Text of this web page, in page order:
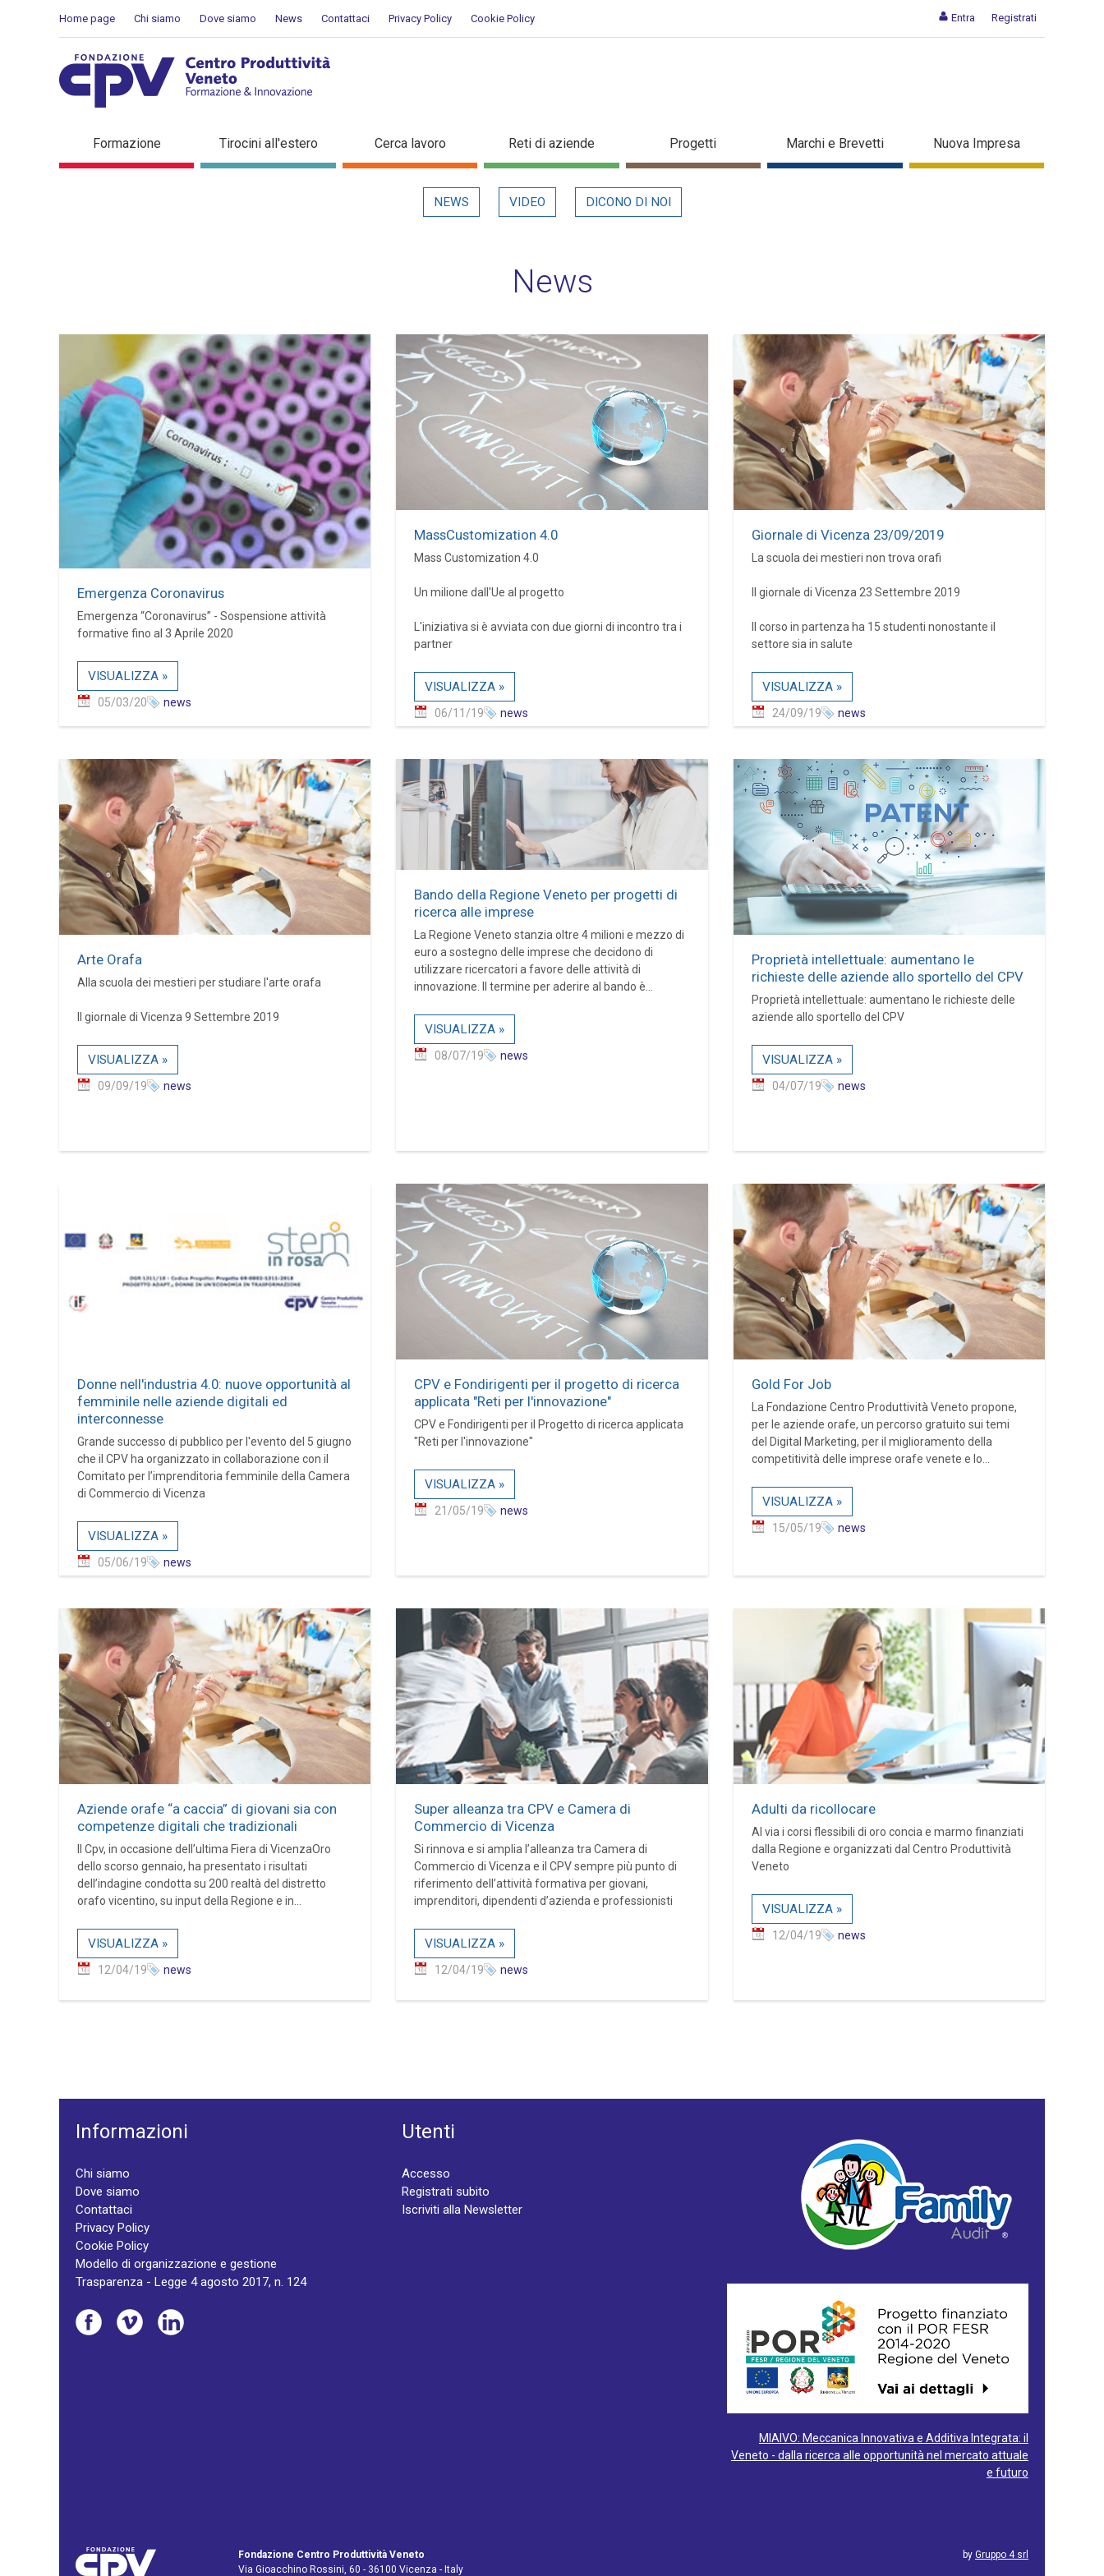
Entra Registrati
Home page Chi siamo Dove siamo News Contattaci Privacy Policy Cookie Policy
Dettaglio in evidenza
Formazione Tirocini all'estero Cerca lavoro Reti di aziende Progetti Marchi e Brevetti Nuova Impresa
NEWS VIDEO DICONO DI NOI
News
Emergenza Coronavirus
Emergenza “Coronavirus” - Sospensione attività
formative fino al 3 Aprile 2020
VISUALIZZA »
05/03/20 news
MassCustomization 4.0
Mass Customization 4.0
Un milione dall'Ue al progetto
L'iniziativa si è avviata con due giorni di incontro tra i
partner
VISUALIZZA »
06/11/19 news
Giornale di Vicenza 23/09/2019
La scuola dei mestieri non trova orafi
Il giornale di Vicenza 23 Settembre 2019
Il corso in partenza ha 15 studenti nonostante il
settore sia in salute
VISUALIZZA »
24/09/19 news
Arte Orafa
Alla scuola dei mestieri per studiare l'arte orafa
Il giornale di Vicenza 9 Settembre 2019
VISUALIZZA »
09/09/19 news
Bando della Regione Veneto per progetti di
ricerca alle imprese
La Regione Veneto stanzia oltre 4 milioni e mezzo di
euro a sostegno delle imprese che decidono di
utilizzare ricercatori a favore delle attività di
innovazione. Il termine per aderire al bando è...
VISUALIZZA »
08/07/19 news
Proprietà intellettuale: aumentano le
richieste delle aziende allo sportello del CPV
Proprietà intellettuale: aumentano le richieste delle
aziende allo sportello del CPV
VISUALIZZA »
04/07/19 news
Donne nell'industria 4.0: nuove opportunità al
femminile nelle aziende digitali ed
interconnesse
Grande successo di pubblico per l'evento del 5 giugno
che il CPV ha organizzato in collaborazione con il
Comitato per l’imprenditoria femminile della Camera
di Commercio di Vicenza
VISUALIZZA »
05/06/19 news
CPV e Fondirigenti per il progetto di ricerca
applicata "Reti per l'innovazione"
CPV e Fondirigenti per il Progetto di ricerca applicata
"Reti per l'innovazione"
VISUALIZZA »
21/05/19 news
Gold For Job
La Fondazione Centro Produttività Veneto propone,
per le aziende orafe, un percorso gratuito sui temi
del Digital Marketing, per il miglioramento della
competitività delle imprese orafe venete e lo...
VISUALIZZA »
15/05/19 news
Aziende orafe “a caccia” di giovani sia con
competenze digitali che tradizionali
Il Cpv, in occasione dell’ultima Fiera di VicenzaOro
dello scorso gennaio, ha presentato i risultati
dell’indagine condotta su 200 realtà del distretto
orafo vicentino, su input della Regione e in...
VISUALIZZA »
12/04/19 news
Super alleanza tra CPV e Camera di
Commercio di Vicenza
Si rinnova e si amplia l’alleanza tra Camera di
Commercio di Vicenza e il CPV sempre più punto di
riferimento dell’attività formativa per giovani,
imprenditori, dipendenti d’azienda e professionisti
VISUALIZZA »
12/04/19 news
Adulti da ricollocare
Al via i corsi flessibili di oro concia e marmo finanziati
dalla Regione e organizzati dal Centro Produttività
Veneto
VISUALIZZA »
12/04/19 news
Informazioni
Chi siamo
Dove siamo
Contattaci
Privacy Policy
Cookie Policy
Modello di organizzazione e gestione
Trasparenza - Legge 4 agosto 2017, n. 124
Utenti
Accesso
Registrati subito
Iscriviti alla Newsletter
MIAIVO: Meccanica Innovativa e Additiva Integrata: il
Veneto - dalla ricerca alle opportunità nel mercato attuale
e futuro
Fondazione Centro Produttività Veneto
Via Gioacchino Rossini, 60 - 36100 Vicenza - Italy
by Gruppo 4 srl